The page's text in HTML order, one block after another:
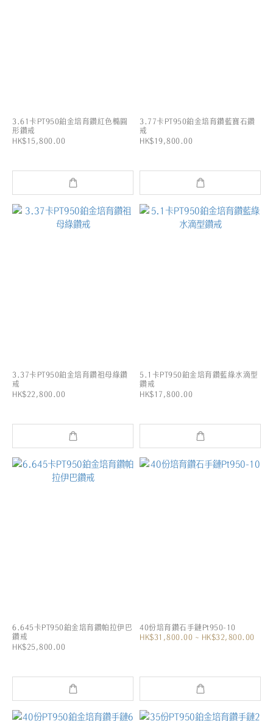
3.61卡PT950鉑金培育鑽紅色橢圓
形鑽戒
HK$15,800.00
3.77卡PT950鉑金培育鑽藍寶石鑽
戒
HK$19,800.00
3.37卡PT950鉑金培育鑽祖母綠鑽
戒
HK$22,800.00
5.1卡PT950鉑金培育鑽藍綠水滴型
鑽戒
HK$17,800.00
6.645卡PT950鉑金培育鑽帕拉伊巴
鑽戒
HK$25,800.00
40份培育鑽石手鏈Pt950-10
HK$31,800.00 ~ HK$32,800.00